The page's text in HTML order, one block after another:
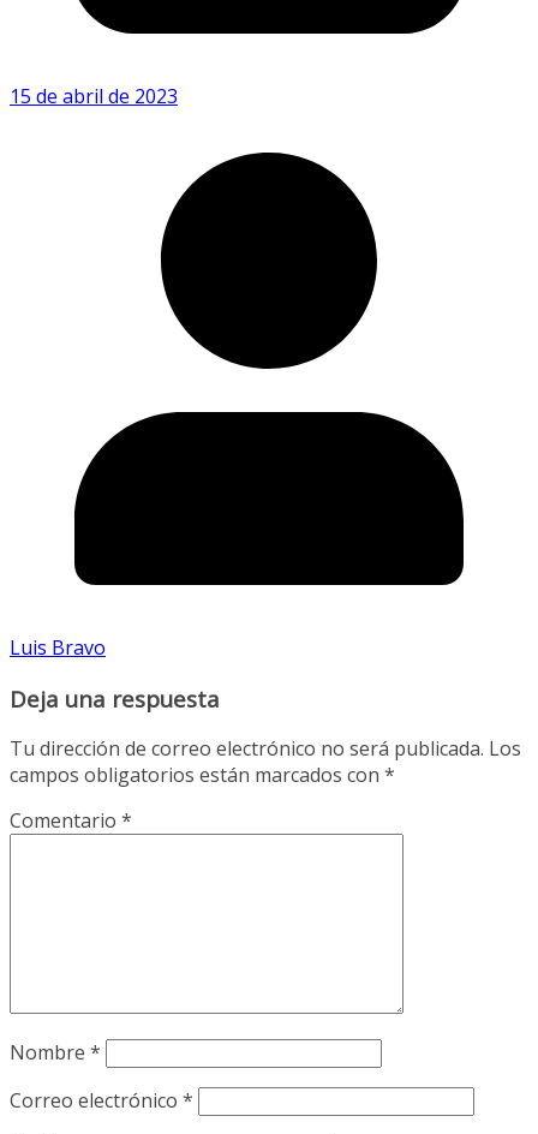
15 de abril de 2023
Luis Bravo
Deja una respuesta
Tu dirección de correo electrónico no será publicada. Los
campos obligatorios están marcados con *
Comentario *
Nombre *
Correo electrónico *